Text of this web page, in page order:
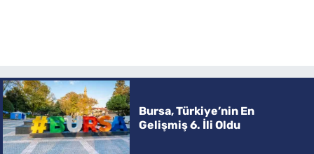
Bursa, Türkiye’nin En
Gelişmiş 6. İli Oldu